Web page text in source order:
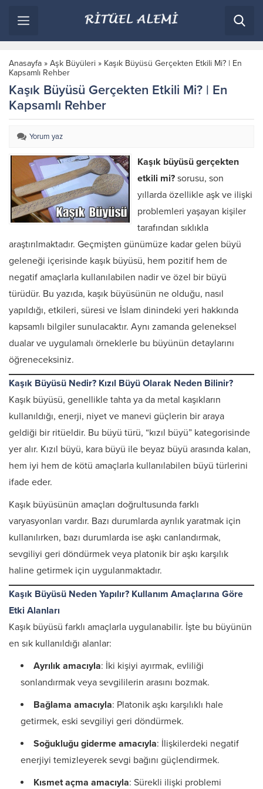
Anasayfa » Aşk Büyüleri » Kaşık Büyüsü Gerçekten Etkili Mi? | En
Kapsamlı Rehber
Kaşık Büyüsü Gerçekten Etkili Mi? | En
Kapsamlı Rehber
Yorum yaz
Kaşık büyüsü gerçekten
etkili mi? sorusu, son
yıllarda özellikle aşk ve ilişki
problemleri yaşayan kişiler
tarafından sıklıkla
araştırılmaktadır. Geçmişten günümüze kadar gelen büyü
geleneği içerisinde kaşık büyüsü, hem pozitif hem de
negatif amaçlarla kullanılabilen nadir ve özel bir büyü
türüdür. Bu yazıda, kaşık büyüsünün ne olduğu, nasıl
yapıldığı, etkileri, süresi ve İslam dinindeki yeri hakkında
kapsamlı bilgiler sunulacaktır. Aynı zamanda geleneksel
dualar ve uygulamalı örneklerle bu büyünün detaylarını
öğreneceksiniz.
Kaşık Büyüsü Nedir? Kızıl Büyü Olarak Neden Bilinir?
Kaşık büyüsü, genellikle tahta ya da metal kaşıkların
kullanıldığı, enerji, niyet ve manevi güçlerin bir araya
geldiği bir ritüeldir. Bu büyü türü, “kızıl büyü” kategorisinde
yer alır. Kızıl büyü, kara büyü ile beyaz büyü arasında kalan,
hem iyi hem de kötü amaçlarla kullanılabilen büyü türlerini
ifade eder.
Kaşık büyüsünün amaçları doğrultusunda farklı
varyasyonları vardır. Bazı durumlarda ayrılık yaratmak için
kullanılırken, bazı durumlarda ise aşkı canlandırmak,
sevgiliyi geri döndürmek veya platonik bir aşkı karşılık
haline getirmek için uygulanmaktadır.
Kaşık Büyüsü Neden Yapılır? Kullanım Amaçlarına Göre
Etki Alanları
Kaşık büyüsü farklı amaçlarla uygulanabilir. İşte bu büyünün
en sık kullanıldığı alanlar:
Ayrılık amacıyla: İki kişiyi ayırmak, evliliği
sonlandırmak veya sevgililerin arasını bozmak.
Bağlama amacıyla: Platonik aşkı karşılıklı hale
getirmek, eski sevgiliyi geri döndürmek.
Soğukluğu giderme amacıyla: İlişkilerdeki negatif
enerjiyi temizleyerek sevgi bağını güçlendirmek.
Kısmet açma amacıyla: Sürekli ilişki problemi